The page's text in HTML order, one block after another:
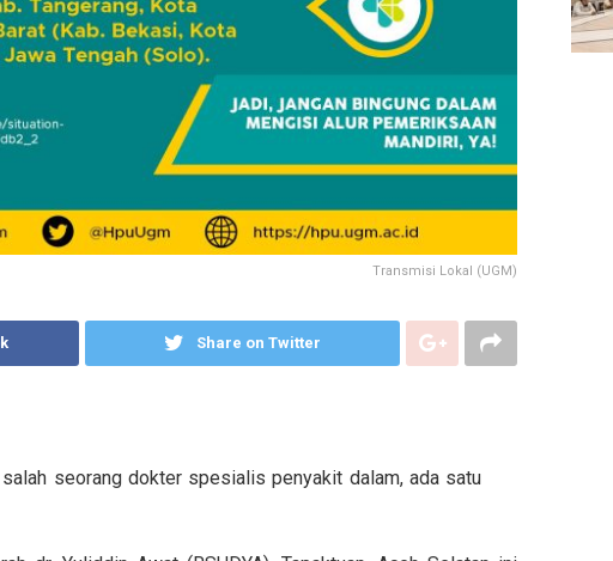
Transmisi Lokal (UGM)
Share on Twitter
seorang dokter spesialis penyakit dalam, ada satu